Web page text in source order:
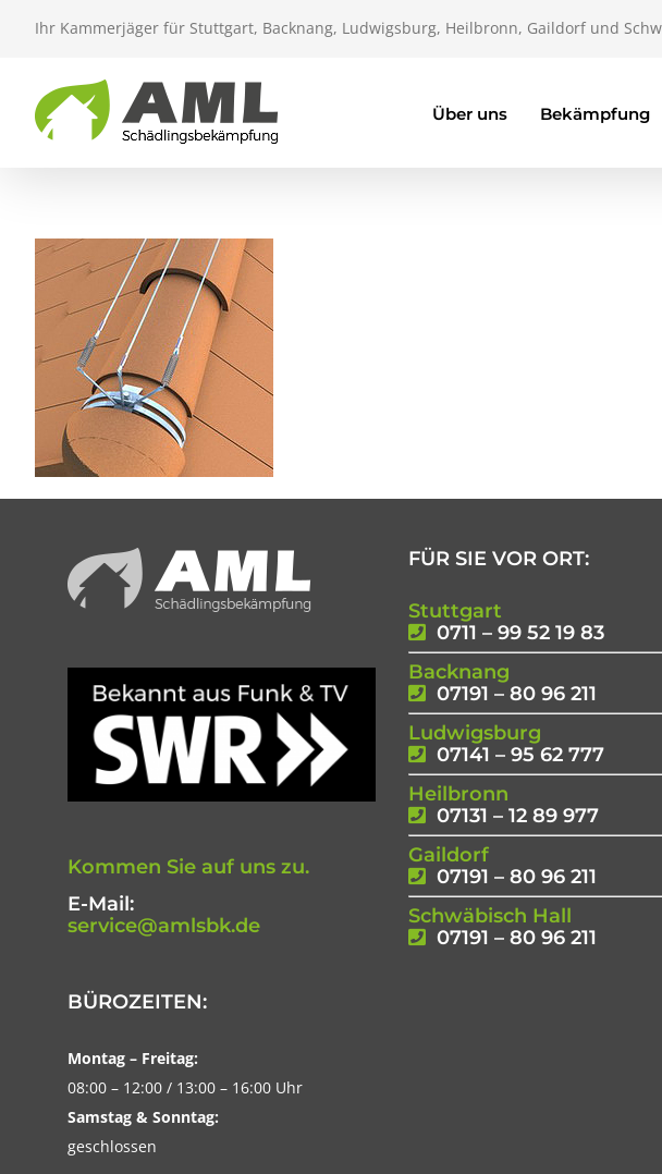
Ihr Kammerjäger für Stuttgart, Backnang, Ludwigsburg, Heilbronn, Gaildorf und
Über uns Bekämpfung
Kommen Sie auf uns zu.
E-Mail:
service@amlsbk.de
BÜROZEITEN:
Montag – Freitag:
08:00 – 12:00 / 13:00 – 16:00 Uhr
Samstag & Sonntag:
geschlossen
FÜR SIE VOR ORT:
Stuttgart
0711 – 99 52 19 83
Backnang
07191 – 80 96 211
Ludwigsburg
07141 – 95 62 777
Heilbronn
07131 – 12 89 977
Gaildorf
07191 – 80 96 211
Schwäbisch Hall
07191 – 80 96 211